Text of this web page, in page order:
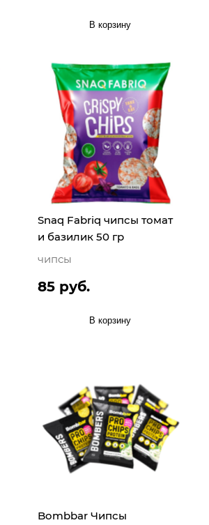
В корзину
Snaq Fabriq чипсы томат
и базилик 50 гр
чипсы
85 руб.
В корзину
Bombbar Чипсы